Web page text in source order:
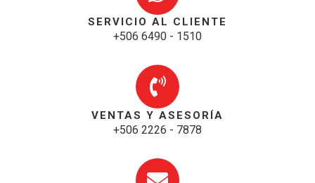
SERVICIO AL CLIENTE
+506 6490 - 1510
VENTAS Y ASESORÍA
+506 2226 - 7878